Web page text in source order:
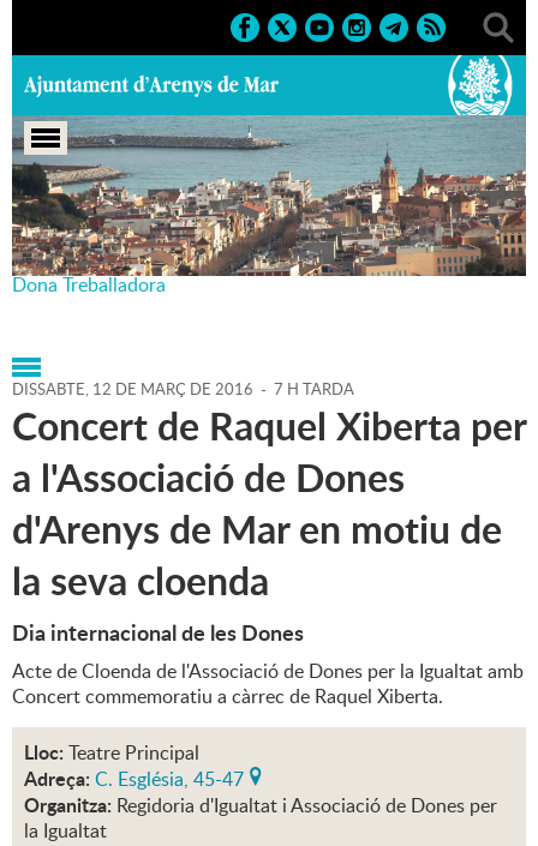
Portada > Agenda > 12-03-
2016 > Marcs > Societat > 2016 > Dia Internacional de la
Dona Treballadora
DISSABTE, 12 DE MARÇ DE 2016 - 7 H TARDA
Concert de Raquel Xiberta per
a l'Associació de Dones
d'Arenys de Mar en motiu de
la seva cloenda
Dia internacional de les Dones
Acte de Cloenda de l'Associació de Dones per la Igualtat amb
Concert commemoratiu a càrrec de Raquel Xiberta.
Lloc: Teatre Principal
Adreça: C. Església, 45-47
Organitza: Regidoria d'Igualtat i Associació de Dones per
la Igualtat